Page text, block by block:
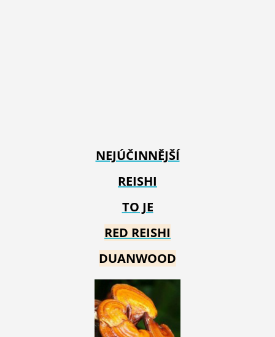
NEJÚČINNĚJŠÍ
REISHI
TO JE
RED REISHI
DUANWOOD